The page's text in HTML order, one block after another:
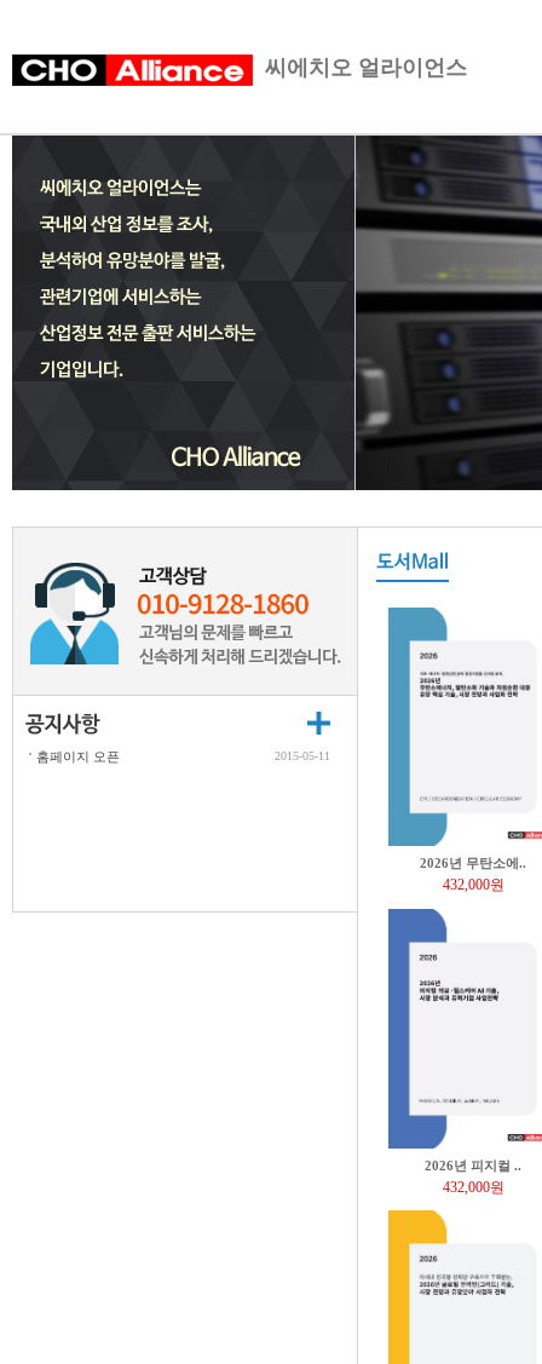
씨에치오 얼라이언스
홈페이지 오픈 2015-05-11
2026년 무탄소에..
432,000원
2026년 피지컬 ..
432,000원